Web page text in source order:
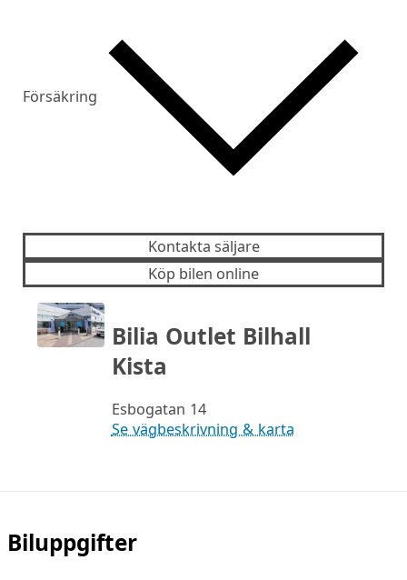
Försäkring
Kontakta säljare
Köp bilen online
Bilia Outlet Bilhall
Kista
Esbogatan 14
Se vägbeskrivning & karta
Biluppgifter